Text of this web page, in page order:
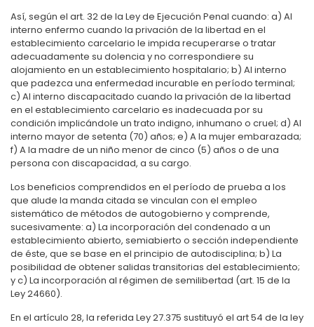
Así, según el art. 32 de la Ley de Ejecución Penal cuando: a) Al
interno enfermo cuando la privación de la libertad en el
establecimiento carcelario le impida recuperarse o tratar
adecuadamente su dolencia y no correspondiere su
alojamiento en un establecimiento hospitalario; b) Al interno
que padezca una enfermedad incurable en período terminal;
c) Al interno discapacitado cuando la privación de la libertad
en el establecimiento carcelario es inadecuada por su
condición implicándole un trato indigno, inhumano o cruel; d) Al
interno mayor de setenta (70) años; e) A la mujer embarazada;
f) A la madre de un niño menor de cinco (5) años o de una
persona con discapacidad, a su cargo.
Los beneficios comprendidos en el período de prueba a los
que alude la manda citada se vinculan con el empleo
sistemático de métodos de autogobierno y comprende,
sucesivamente: a) La incorporación del condenado a un
establecimiento abierto, semiabierto o sección independiente
de éste, que se base en el principio de autodisciplina; b) La
posibilidad de obtener salidas transitorias del establecimiento;
y c) La incorporación al régimen de semilibertad (art. 15 de la
Ley 24660).
En el artículo 28, la referida Ley 27.375 sustituyó el art 54 de la ley